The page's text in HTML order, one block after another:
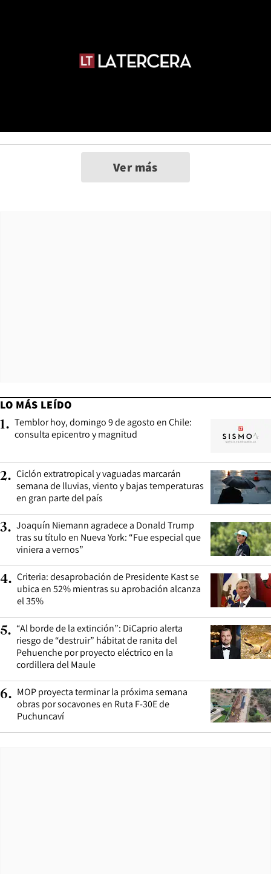
Ver más
LO MÁS LEÍDO
1. Temblor hoy, domingo 9 de agosto en Chile:
consulta epicentro y magnitud
2. Ciclón extratropical y vaguadas marcarán
semana de lluvias, viento y bajas temperaturas
en gran parte del país
3. Joaquín Niemann agradece a Donald Trump
tras su título en Nueva York: “Fue especial que
viniera a vernos”
4. Criteria: desaprobación de Presidente Kast se
ubica en 52% mientras su aprobación alcanza
el 35%
5. “Al borde de la extinción”: DiCaprio alerta
riesgo de “destruir” hábitat de ranita del
Pehuenche por proyecto eléctrico en la
cordillera del Maule
6. MOP proyecta terminar la próxima semana
obras por socavones en Ruta F-30E de
Puchuncaví